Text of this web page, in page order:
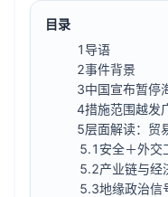
目录
1导语
2事件背景
3中国宣布暂停
4措施范围越发
5层面解读：贸
5.1 安全＋外交
5.2产业链与经
5.3地缘政治信